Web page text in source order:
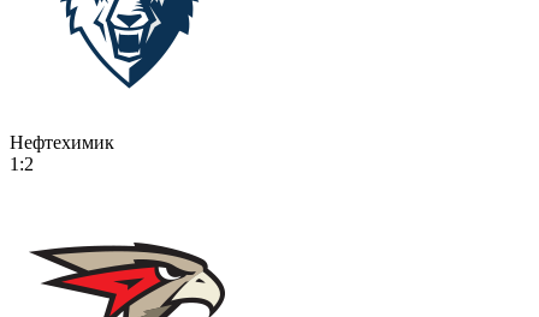
Нефтехимик
1:2